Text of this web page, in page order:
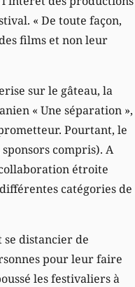
« De toute façon,
films et non leur
sur le gâteau, la
« Une séparation »,
Pourtant, le
compris). A
étroite
catégories de
se distancier de
pour leur faire
les festivaliers à